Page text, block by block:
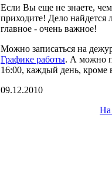
Если Вы еще не знаете,
приходите! Дело
главное - очень важное!
Можно записаться на
Графике работы. А можно
16:00, каждый день, кроме
09.12.2010
На